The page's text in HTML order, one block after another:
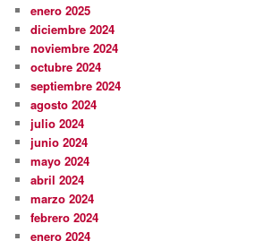
enero 2025
diciembre 2024
noviembre 2024
octubre 2024
septiembre 2024
agosto 2024
julio 2024
junio 2024
mayo 2024
abril 2024
marzo 2024
febrero 2024
enero 2024